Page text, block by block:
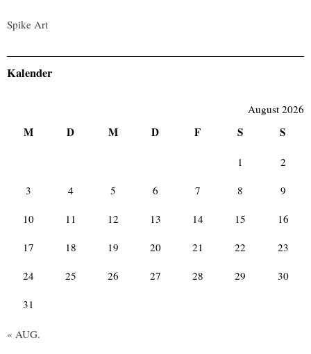
Spike Art
Kalender
August 2026
M D M D F S S
« AUG.
1 2
3 4 5 6 7 8 9
10 11 12 13 14 15 16
17 18 19 20 21 22 23
24 25 26 27 28 29 30
31